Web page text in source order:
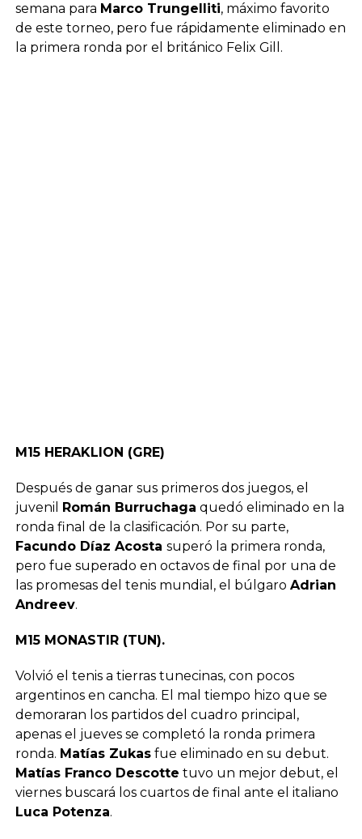
semana para Marco Trungelliti, máximo favorito
de este torneo, pero fue rápidamente eliminado en
la primera ronda por el británico Felix Gill.
M15 HERAKLION (GRE)
Después de ganar sus primeros dos juegos, el
juvenil Román Burruchaga quedó eliminado en la
ronda final de la clasificación. Por su parte,
Facundo Díaz Acosta superó la primera ronda,
pero fue superado en octavos de final por una de
las promesas del tenis mundial, el búlgaro Adrian
Andreev.
M15 MONASTIR (TUN).
Volvió el tenis a tierras tunecinas, con pocos
argentinos en cancha. El mal tiempo hizo que se
demoraran los partidos del cuadro principal,
apenas el jueves se completó la ronda primera
ronda. Matías Zukasfue eliminado en su debut.
Matías Franco Descotte tuvo un mejor debut, el
viernes buscará los cuartos de final ante el italiano
Luca Potenza.